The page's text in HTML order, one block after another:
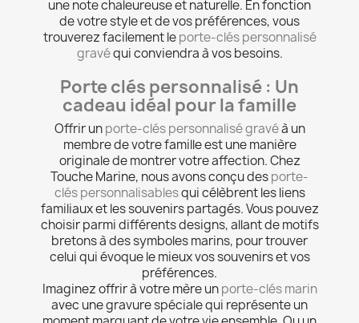
une note chaleureuse et naturelle. En fonction
de votre style et de vos préférences, vous
trouverez facilement leporte-clés personnalisé
gravéqui conviendra à vos besoins.
Porte clés personnalisé : Un
cadeau idéal pour la famille
Offrir unporte-clés personnalisé gravéà un
membre de votre famille est une manière
originale de montrer votre affection. Chez
Touche Marine, nous avons conçu desporte-
clés personnalisablesqui célèbrent les liens
familiaux et les souvenirs partagés. Vous pouvez
choisir parmi différents designs, allant de motifs
bretons à des symboles marins, pour trouver
celui qui évoque le mieux vos souvenirs et vos
préférences.
Imaginez offrir à votre mère unporte-clés marin
avec une gravure spéciale qui représente un